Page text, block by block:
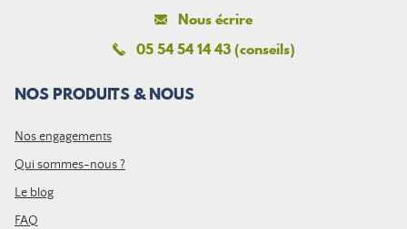
Nous écrire
05 54 54 14 43 (conseils)
NOS PRODUITS & NOUS
Nos engagements
Qui sommes-nous ?
Le blog
FAQ